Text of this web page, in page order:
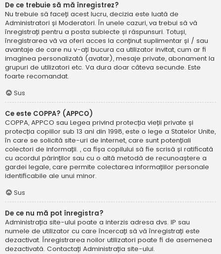
De ce trebuie să mă înregistrez?
Nu trebuie să faceți acest lucru, decizia este luată de
Administratori și Moderatori. În unele cazuri, va trebui să vă
înregistrați pentru a posta subiecte și răspunsuri. Totuși,
înregistrarea vă va oferi acces la conținut suplimentar și / sau
avantaje de care nu v-ați bucura ca utilizator invitat, cum ar fi
imaginea personalizată (avatar), mesaje private, abonament la
grupuri de utilizatori etc. Va dura doar câteva secunde. Este
foarte recomandat.
Sus
Ce este COPPA? (APPCO)
COPPA, APPCO sau Legea privind protecția vieții private și
protecția copiilor sub 13 ani din 1998, este o lege a Statelor Unite,
în care se solicită site-uri de internet, care sunt potențiali
colectori de informații. , ca fișa copilului să fie scrisă și ratificată
cu acordul părinților sau cu o altă metodă de recunoaștere a
gardei legale, care permite colectarea informațiilor personale
identificabile ale unui minor.
Sus
De ce nu mă pot înregistra?
Administrația site-ului poate a interzis adresa dvs. IP sau
numele de utilizator cu care încercați să vă înregistrați este
dezactivat. Înregistrarea noilor utilizatori poate fi de asemenea
dezactivată. Contactați Administrația site-ului.